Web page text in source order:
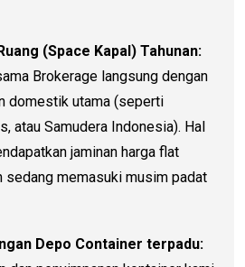
(Space Kapal) Tahunan:
Brokerage langsung dengan
domestik utama (seperti
atau Samudera Indonesia). Hal
jaminan harga flat
memasuki musim padat
Depo Container terpadu: